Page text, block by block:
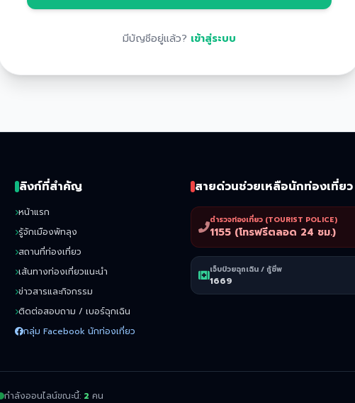
มีบัญชีอยู่แล้ว? เข้าสู่ระบบ
ลิงก์ที่สำคัญ
หน้าแรก
รู้จักเมืองพัทลุง
สถานที่ท่องเที่ยว
เส้นทางท่องเที่ยวแนะนำ
ข่าวสารและกิจกรรม
ติดต่อสอบถาม / เบอร์ฉุกเฉิน
กลุ่ม Facebook นักท่องเที่ยว
สายด่วนช่วยเหลือนักท่องเที่ยว
ตำรวจท่องเที่ยว (TOURIST POLICE)
1155 (โทรฟรีตลอด 24 ชม.)
เจ็บป่วยฉุกเฉิน / กู้ชีพ
1669
กำลังออนไลน์ขณะนี้: 2 คน